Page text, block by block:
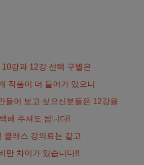
10강과 12강 선택 구별은
작품이 더 들어가 있으니
들어 보고 싶으신분들은 12강을
해 주셔도 됩니다!
클래스 강의료는 같고
만 차이가 있습니다!!